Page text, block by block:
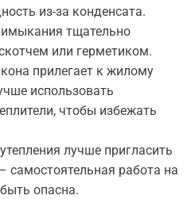
из-за конденсата.
тщательно
или герметиком.
прилегает к жилому
использовать
чтобы избежать
лучше пригласить
самостоятельная работа на
опасна.